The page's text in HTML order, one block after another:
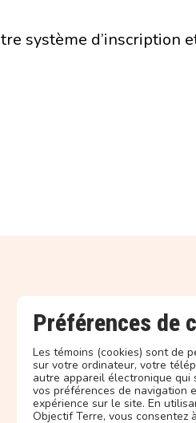
système d’inscription
Préférences de
Les témoins (cookies) sont de
sur votre ordinateur, votre
autre appareil électronique qui
vos préférences de navigation
expérience sur le site. En
Objectif Terre, vous consentez